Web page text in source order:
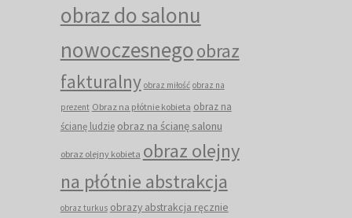
obraz do salonu
nowoczesnegoobraz
fakturalny obraz miłość obraz na
prezent Obraz na płótnie kobieta obraz na
ścianę ludzie obraz na ścianę salonu
obraz olejny kobieta obraz olejny
na płótnie abstrakcja
obraz turkus obrazy abstrakcja ręcznie